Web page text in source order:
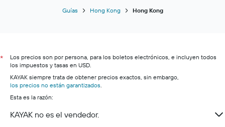
Guías Hong Kong Hong Kong
*
Los precios son por persona, para los boletos electrónicos, e incluyen todos
los impuestos y tasas en USD.
KAYAK siempre trata de obtener precios exactos, sin embargo,
los precios no están garantizados
Esta es la razón:
KAYAK no es el vendedor.